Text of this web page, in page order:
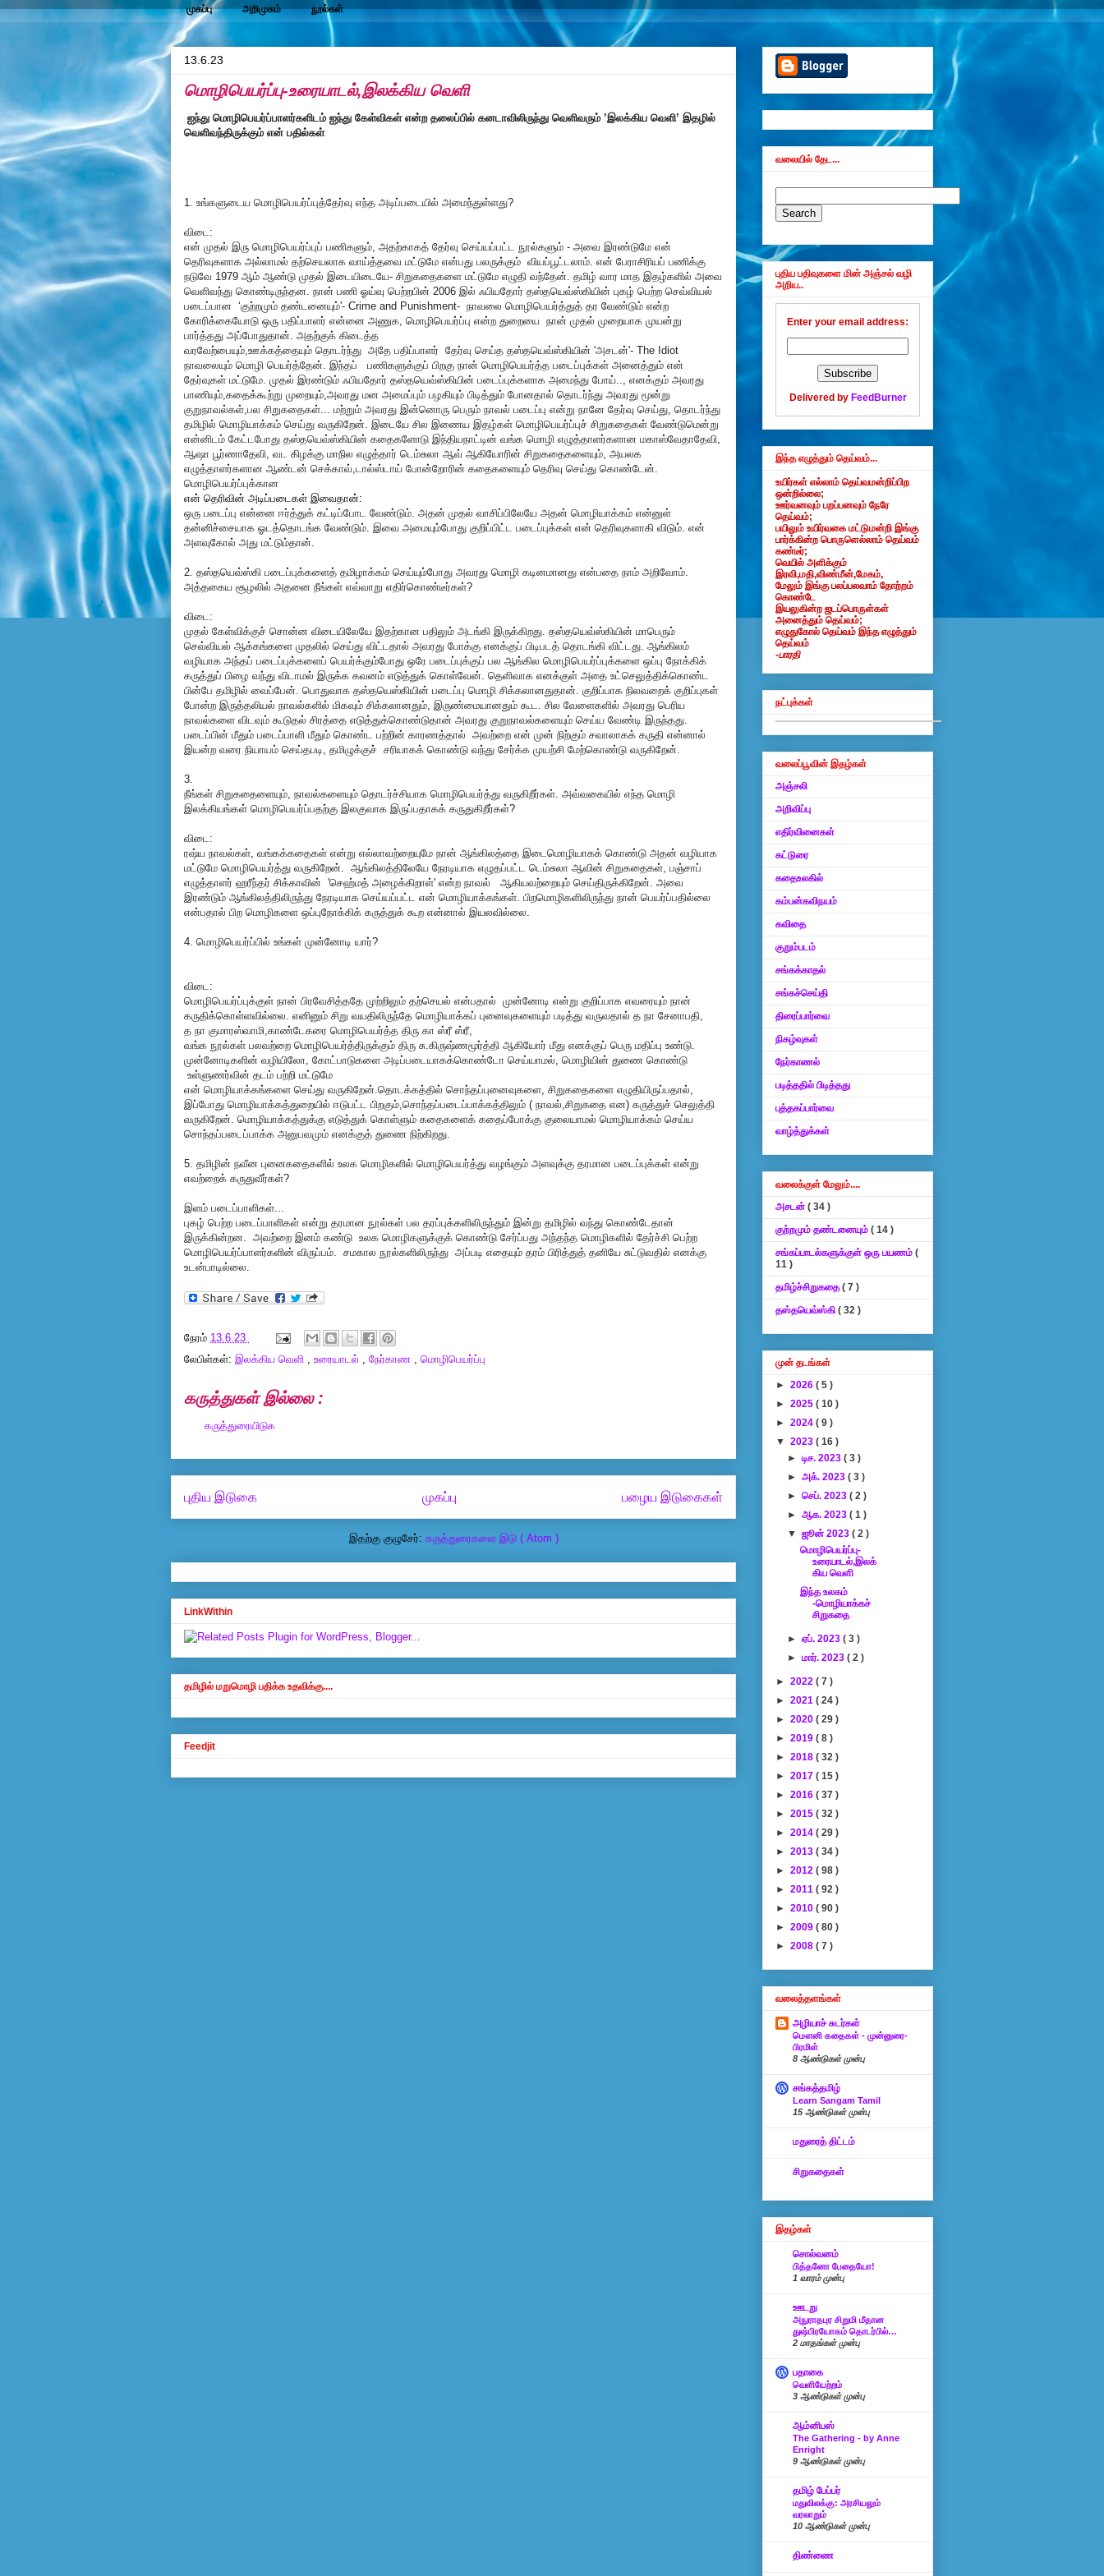
முகப்பு அறிமுகம் நூல்கள்
13.6.23
மொழிபெயர்ப்பு-உரையாடல்,இலக்கிய வெளி
ஐந்து மொழிபெயர்ப்பாளர்களிடம் ஐந்து கேள்விகள் என்ற தலைப்பில் கனடாவிலிருந்து வெளிவரும் ’இலக்கிய வெளி’ இதழில்
வெளிவந்திருக்கும் என் பதில்கள்
1. உங்களுடைய மொழிபெயர்ப்புத்தேர்வு எந்த அடிப்படையில் அமைந்துள்ளது?
விடை:
என் முதல் இரு மொழிபெயர்ப்புப் பணிகளும், அதற்காகத் தேர்வு செய்யப்பட்ட நூல்களும் - அவை இரண்டுமே என்
தெரிவுகளாக அல்லாமல் தற்செயலாக வாய்த்தவை மட்டுமே என்பது பலருக்கும் வியப்பூட்டலாம். என் பேராசிரியப் பணிக்கு
நடுவே 1979 ஆம் ஆண்டு முதல் இடையிடையே- சிறுகதைகளை மட்டுமே எழுதி வந்தேன். தமிழ் வார மாத இதழ்களில் அவை
வெளிவந்து கொண்டிருந்தன. நான் பணி ஓய்வு பெற்றபின் 2006 இல் ஃபியதோர் தஸ்தயெவ்ஸ்கியின் புகழ் பெற்ற செவ்வியல்
படைப்பான ‘குற்றமும் தண்டனையும்'- Crime and Punishment- நாவலை மொழிபெயர்த்துத் தர வேண்டும் என்ற
கோரிக்கையோடு ஒரு பதிப்பாளர் என்னை அணுக, மொழிபெயர்ப்பு என்ற துறையை நான் முதல் முறையாக முயன்று
பார்த்தது அப்போதுதான். அதற்குக் கிடைத்த
வரவேற்பையும்,ஊக்கத்தையும் தொடர்ந்து அதே பதிப்பாளர் தேர்வு செய்த தஸ்தயெவ்ஸ்கியின் 'அசடன்'- The Idiot
நாவலையும் மொழி பெயர்த்தேன். இந்தப் பணிகளுக்குப் பிறகு நான் மொழிபெயர்த்த படைப்புக்கள் அனைத்தும் என்
தேர்வுகள் மட்டுமே. முதல் இரண்டும் ஃபியதோர் தஸ்தயெவ்ஸ்கியின் படைப்புக்களாக அமைந்து போய்.., எனக்கும் அவரது
பாணியும்,கதைக்கூற்று முறையும்,அவரது மன அமைப்பும் பழகியும் பிடித்தும் போனதால் தொடர்ந்து அவரது மூன்று
குறுநாவல்கள்,பல சிறுகதைகள்... மற்றும் அவரது இன்னொரு பெரும் நாவல் படைப்பு என்று நானே தேர்வு செய்து, தொடர்ந்து
தமிழில் மொழியாக்கம் செய்து வருகிறேன். இடையே சில இணைய இதழ்கள் மொழிபெயர்ப்புச் சிறுகதைகள் வேண்டுமென்று
என்னிடம் கேட்டபோது தஸ்தயெவ்ஸ்கியின் கதைகளோடு இந்தியநாட்டின் வங்க மொழி எழுத்தாளர்களான மகாஸ்வேதாதேவி,
ஆஷா பூர்ணாதேவி, வட கிழக்கு மாநில எழுத்தார் டெம்சுலா ஆவ் ஆகியோரின் சிறுகதைகளையும், அயலக
எழுத்தாளர்களான ஆண்டன் செக்காவ்,டால்ஸ்டாய் போன்றோரின் கதைகளையும் தெரிவு செய்து கொண்டேன்.
மொழிபெயர்ப்புக்கான
என் தெரிவின் அடிப்படைகள் இவைதான்:
ஒரு படைப்பு என்னை ஈர்த்துக் கட்டிப்போட வேண்டும். அதன் முதல் வாசிப்பிலேயே அதன் மொழியாக்கம் என்னுள்
தன்னிச்சையாக ஓடத்தொடங்க வேண்டும். இவை அமையும்போது குறிப்பிட்ட படைப்புக்கள் என் தெரிவுகளாகி விடும். என்
அளவுகோல் அது மட்டும்தான்.
2. தஸ்தயெவ்ஸ்கி படைப்புக்களைத் தமிழாக்கம் செய்யும்போது அவரது மொழி கடினமானது என்பதை நாம் அறிவோம்.
அத்தகைய சூழலில் அதனை நீங்கள் எவ்வாறு எதிர்கொண்டீர்கள்?
விடை:
முதல் கேள்விக்குச் சொன்ன விடையிலேயே இதற்கான பதிலும் அடங்கி இருக்கிறது. தஸ்தயெவ்ஸ்கியின் மாபெரும்
செவ்வியல் ஆக்கங்களை முதலில் செய்து விட்டதால் அவரது போக்கு எனக்குப் பிடிபடத் தொடங்கி விட்டது. ஆங்கிலம்
வழியாக அந்தப் படைப்புக்களைப் பெயர்க்கும்போது ஒரே படைப்புக்குப் பல ஆங்கில மொழிபெயர்ப்புக்களை ஒப்பு நோக்கிக்
கருத்துப் பிழை வந்து விடாமல் இருக்க கவனம் எடுத்துக் கொள்வேன். தெளிவாக எனக்குள் அதை உட்செலுத்திக்கொண்ட
பின்பே தமிழில் வைப்பேன். பொதுவாக தஸ்தயெஸ்கியின் படைப்பு மொழி சிக்கலானதுதான். குறிப்பாக நிலவறைக் குறிப்புகள்
போன்ற இருத்தலியல் நாவல்களில் மிகவும் சிக்கலானதும், இருண்மையானதும் கூட. சில வேளைகளில் அவரது பெரிய
நாவல்களை விடவும் கூடுதல் சிரத்தை எடுத்துக்கொண்டுதான் அவரது குறுநாவல்களையும் செய்ய வேண்டி இருந்தது.
படைப்பின் மீதும் படைப்பாளி மீதும் கொண்ட பற்றின் காரணத்தால் அவற்றை என் முன் நிற்கும் சவாலாகக் கருதி என்னால்
இயன்ற வரை நியாயம் செய்தபடி, தமிழுக்குச் சரியாகக் கொண்டு வந்து சேர்க்க முயற்சி மேற்கொண்டு வருகிறேன்.
3.
நீங்கள் சிறுகதைளையும், நாவல்களையும் தொடர்ச்சியாக மொழிபெயர்த்து வருகிறீர்கள். அவ்வகையில் எந்த மொழி
இலக்கியங்கள் மொழிபெயர்ப்பதற்கு இலகுவாக இருப்பதாகக் கருதுகிறீர்கள்?
விடை:
ரஷ்ய நாவல்கள், வங்கக்கதைகள் என்று எல்லாவற்றையுமே நான் ஆங்கிலத்தை இடைமொழியாகக் கொண்டு அதன் வழியாக
மட்டுமே மொழிபெயர்த்து வருகிறேன். ஆங்கிலத்திலேயே நேரடியாக எழுதப்பட்ட டெம்சுலா ஆவின் சிறுகதைகள், பஞ்சாப்
எழுத்தாளர் ஹரீந்தர் சிக்காவின் 'செஹ்மத் அழைக்கிறாள்' என்ற நாவல் ஆகியவற்றையும் செய்திருக்கிறேன். அவை
இரண்டும் ஆங்கிலத்திலிருந்து நேரடியாக செய்யப்பட்ட என் மொழியாக்கங்கள். பிறமொழிகளிலிருந்து நான் பெயர்ப்பதில்லை
என்பதால் பிற மொழிகளை ஒப்புநோக்கிக் கருத்துக் கூற என்னால் இயலவில்லை.
4. மொழிபெயர்ப்பில் உங்கள் முன்னோடி யார்?
விடை:
மொழிபெயர்ப்புக்குள் நான் பிரவேசித்ததே முற்றிலும் தற்செயல் என்பதால் முன்னோடி என்று குறிப்பாக எவரையும் நான்
கருதிக்கொள்ளவில்லை. எனினும் சிறு வயதிலிருந்தே மொழியாக்கப் புனைவுகளையும் படித்து வருவதால் த நா சேனாபதி,
த நா குமாரஸ்வாமி,காண்டேகரை மொழிபெயர்த்த திரு கா ஸ்ரீ ஸ்ரீ,
வங்க நூல்கள் பலவற்றை மொழிபெயர்த்திருக்கும் திரு சு.கிருஷ்ணமூர்த்தி ஆகியோர் மீது எனக்குப் பெரு மதிப்பு உண்டு.
முன்னோடிகளின் வழியிலோ, கோட்பாடுகளை அடிப்படையாகக்கொண்டோ செய்யாமல், மொழியின் துணை கொண்டு
உள்ளுணர்வின் தடம் பற்றி மட்டுமே
என் மொழியாக்கங்களை செய்து வருகிறேன்.தொடக்கத்தில் சொந்தப்புனைவுகளை, சிறுகதைகளை எழுதியிருப்பதால்,
இப்போது மொழியாக்கத்துறையில் ஈடுபட்ட பிறகும்,சொந்தப்படைப்பாக்கத்திலும் ( நாவல்,சிறுகதை என) கருத்துச் செலுத்தி
வருகிறேன். மொழியாக்கத்துக்கு எடுத்துக் கொள்ளும் கதைகளைக் கதைப்போக்கு குலையாமல் மொழியாக்கம் செய்ய
சொந்தப்படைப்பாக்க அனுபவமும் எனக்குத் துணை நிற்கிறது.
5. தமிழின் நவீன புனைகதைகளில் உலக மொழிகளில் மொழிபெயர்த்து வழங்கும் அளவுக்கு தரமான படைப்புக்கள் என்று
எவற்றைக் கருதுவீர்கள்?
இளம் படைப்பாளிகள்...
புகழ் பெற்ற படைப்பாளிகள் என்று தரமான நூல்கள் பல தரப்புக்களிலிருந்தும் இன்று தமிழில் வந்து கொண்டேதான்
இருக்கின்றன. அவற்றை இனம் கண்டு உலக மொழிகளுக்குக் கொண்டு சேர்ப்பது அந்தந்த மொழிகளில் தேர்ச்சி பெற்ற
மொழிபெயர்ப்பாளர்களின் விருப்பம். சமகால நூல்களிலிருந்து அப்படி எதையும் தரம் பிரித்துத் தனியே சுட்டுவதில் எனக்கு
உடன்பாடில்லை.
நேரம் 13.6.23
லேபிள்கள்: இலக்கிய வெளி , உரையாடல் , நேர்காண , மொழிபெயர்ப்பு
கருத்துகள் இல்லை :
கருத்துரையிடுக
புதிய இடுகை பழைய இடுகைகள்
முகப்பு
இதற்கு குழுசேர்: கருத்துரைகளை இடு ( Atom )
LinkWithin
தமிழில் மறுமொழி பதிக்க உதவிக்கு....
Feedjit
வலையில் தேட...
புதிய பதிவுகளை மின் அஞ்சல் வழி
அறிய..
Enter your email address:
Delivered by FeedBurner
இந்த எழுத்தும் தெய்வம்...
உயிர்கள் எல்லாம் தெய்வமன்றிப்பிற
ஒன்றில்லை;
ஊர்வனவும் பறப்பனவும் நேரே
தெய்வம்;
பயிலும் உயிர்வகை மட்டுமன்றி இங்கு
பார்க்கின்ற பொருளெல்லாம் தெய்வம்
கண்டீர்;
வெயில் அளிக்கும்
இரவி,மதி,விண்மீன்,மேகம்,
மேலும் இங்கு பலப்பலவாம் தோற்றம்
கொண்டே
இயலுகின்ற ஜடப்பொருள்கள்
அனைத்தும் தெய்வம்;
எழுதுகோல் தெய்வம் இந்த எழுத்தும்
தெய்வம்
-பாரதி
நட்புக்கள்
வலைப்பூவின் இதழ்கள்
அஞ்சலி
அறிவிப்பு
எதிர்வினைகள்
கட்டுரை
கதைஉலகில்
கம்பன்கவிநயம்
கவிதை
குறும்படம்
சங்கக்காதல்
சங்கச்செய்தி
திரைப்பார்வை
நிகழ்வுகள்
நேர்காணல்
படித்ததில் பிடித்தது
புத்தகப்பார்வை
வாழ்த்துக்கள்
வலைக்குள் மேலும்....
அசடன் ( 34 )
குற்றமும் தண்டனையும் ( 14 )
சங்கப்பாடல்களுக்குள் ஒரு பயணம் (
11 )
தமிழ்ச்சிறுகதை( 7 )
தஸ்தயெவ்ஸ்கி ( 32 )
முன் தடங்கள்
► 2026 ( 5 )
► 2025 ( 10 )
► 2024 ( 9 )
▼ 2023 ( 16 )
►டிச. 2023( 3 )
►அக். 2023( 3 )
►செப். 2023( 2 )
►ஆக. 2023( 1 )
▼ஜூன் 2023( 2 )
மொழிபெயர்ப்பு-
உரையாடல்,இலக்
கிய வெளி
இந்த உலகம்
-மொழியாக்கச்
சிறுகதை
►ஏப். 2023( 3 )
►மார். 2023( 2 )
► 2022 ( 7 )
► 2021 ( 24 )
► 2020 ( 29 )
► 2019 ( 8 )
► 2018 ( 32 )
► 2017 ( 15 )
► 2016 ( 37 )
► 2015 ( 32 )
► 2014 ( 29 )
► 2013 ( 34 )
► 2012 ( 98 )
► 2011 ( 92 )
► 2010 ( 90 )
► 2009 ( 80 )
► 2008 ( 7 )
வலைத்தளங்கள்
அழியாச் சுடர்கள்
மௌனி கதைகள் - முன்னுரை-
பிரமிள்
8 ஆண்டுகள் முன்பு
சங்கத்தமிழ்
Learn Sangam Tamil
15 ஆண்டுகள் முன்பு
மதுரைத் திட்டம்
சிறுகதைகள்
இதழ்கள்
சொல்வனம்
பித்தனோ பேதையோ!
1 வாரம் முன்பு
ஊடறு
அநுராதபுர சிறுமி மீதான
துஷ்பிரயோகம் தொடர்பில்…
2 மாதங்கள் முன்பு
பதாகை
வெளியேற்றம்
3 ஆண்டுகள் முன்பு
ஆம்னிபஸ்
The Gathering - by Anne
Enright
9 ஆண்டுகள் முன்பு
தமிழ் பேப்பர்
மதுவிலக்கு: அரசியலும்
வரலாறும்
10 ஆண்டுகள் முன்பு
திண்ணை